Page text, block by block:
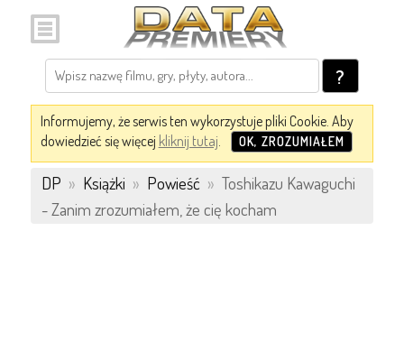
?
Informujemy, że serwis ten wykorzystuje pliki Cookie. Aby
dowiedzieć się więcej kliknij tutaj. OK, ZROZUMIAŁEM
DP » Książki » Powieść » Toshikazu Kawaguchi
- Zanim zrozumiałem, że cię kocham